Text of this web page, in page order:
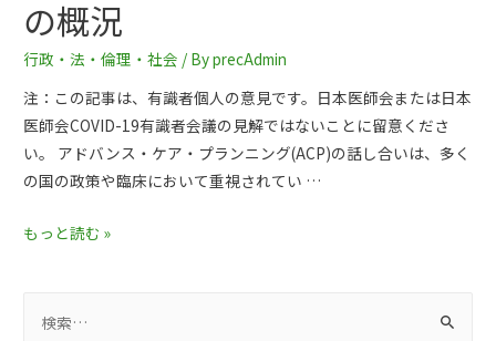
の概況
行政・法・倫理・社会 / ByprecAdmin
注：この記事は、有識者個人の意見です。日本医師会または日本
医師会COVID-19有識者会議の見解ではないことに留意くださ
い。 アドバンス・ケア・プランニング(ACP)の話し合いは、多く
の国の政策や臨床において重視されてい …
もっと読む »